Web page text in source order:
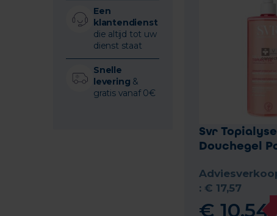
Een
klantendienst
die altijd tot uw
dienst staat
Snelle
levering &
gratis vanaf 0€
Svr Topialyse
Douchegel
: € 17,57
€ 10,54